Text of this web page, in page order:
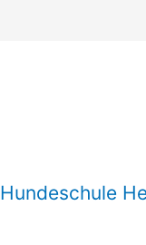
Hundeschule